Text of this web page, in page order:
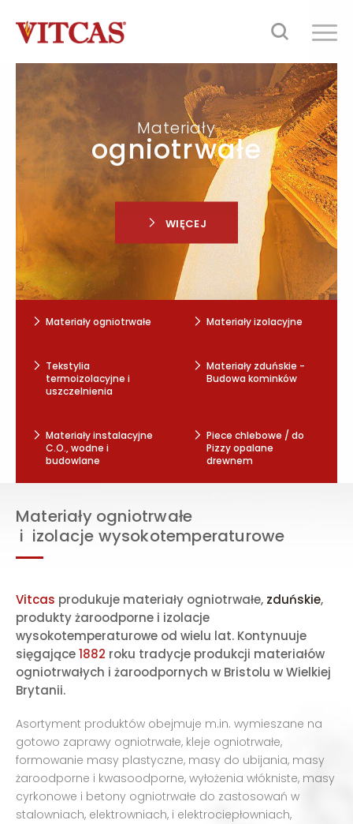
Materiały
ogniotrwałe
WIĘCEJ
Producent materiałów
ogniotrwałych
Masy
kwasoodporne
Materiały ogniotrwałe Materiały izolacyjne
Tekstylia
termoizolacyjne i
uszczelnienia
Materiały zduńskie -
Budowa kominków
Materiały instalacyjne
C.O., wodne i
budowlane
Piece chlebowe / do
Pizzy opalane
drewnem
Materiały ogniotrwałe
i izolacje wysokotemperaturowe
Vitcas produkuje materiały ogniotrwałe, zduńskie,
produkty żaroodporne i izolacje
wysokotemperaturowe od wielu lat. Kontynuuje
sięgające1882 roku tradycje produkcji materiałów
ogniotrwałych i żaroodpornych w Bristolu w Wielkiej
Brytanii.
Asortyment produktów obejmuje m.in. wymieszane na
gotowo zaprawy ogniotrwałe, kleje ogniotrwałe,
formowanie masy plastyczne, masy do ubijania, masy
żaroodporne i kwasoodporne, wyłożenia włókniste, masy
cyrkonowe i betony ogniotrwałe do zastosowań w
stalowniach, elektrowniach, i elektrociepłowniach,